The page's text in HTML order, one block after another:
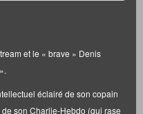
et le « brave » Denis
éclairé de son copain
son Charlie-Hebdo (qui rase